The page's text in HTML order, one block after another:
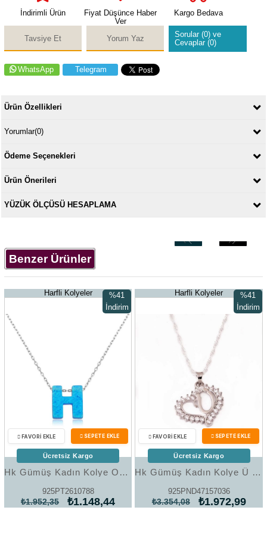
İndirimli Ürün
Fiyat Düşünce Haber
Ver
Kargo Bedava
Tavsiye Et Yorum Yaz
Sorular (0) ve
Cevaplar (0)
WhatsApp Telegram
Ürün Özellikleri
Yorumlar(0)
Ödeme Seçenekleri
Ürün Önerileri
YÜZÜK ÖLÇÜSÜ HESAPLAMA
Benzer Ürünler
Harfli Kolyeler
Hk Gümüş Kadın Kolye Opal Harf |Gümüş Takı Hediyelik Ürünler
925PT2610788
₺1.148,44
₺1.952,35
%41
İndirim
%41İndirim
Ücretsiz Kargo
Harfli Kolyeler
Hk Gümüş Kadın Kolye Ü Harf Kalpli |Gümüş Takı Hediyelik Ürünler
925PND47157036
₺1.972,99
₺3.354,08
%41
İndirim
Ücretsiz Kargo
‹ ›